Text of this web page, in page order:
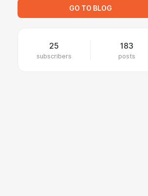
GO TO BLOG
25
subscribers
183
posts